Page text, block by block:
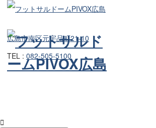

広島市南区元宇品町21-10
TEL : 082-505-5100